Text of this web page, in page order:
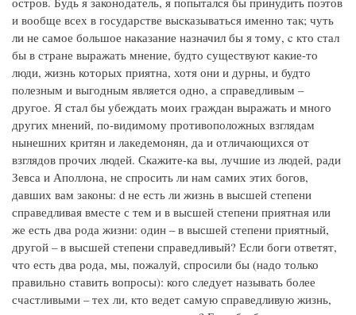
и вообще всех в государстве высказываться именно так; чуть
ли не самое большое наказание назначил бы я тому, c кто стал
бы в стране выражать мнение, будто существуют какие-то
люди, жизнь которых приятна, хотя они и дурны, и будто
полезным и выгодным является одно, а справедливым –
другое. Я стал бы убеждать моих граждан выражать и много
других мнений, по-видимому противоположных взглядам
нынешних критян и лакедемонян, да и отличающихся от
взглядов прочих людей. Скажите-ка вы, лучшие из людей, ради
Зевса и Аполлона, не спросить ли нам самих этих богов,
давших вам законы: d не есть ли жизнь в высшей степени
справедливая вместе с тем и в высшей степени приятная или
же есть два рода жизни: один – в высшей степени приятный,
другой – в высшей степени справедливый? Если боги ответят,
что есть два рода, мы, пожалуй, спросили бы (надо только
правильно ставить вопросы): кого следует называть более
счастливыми – тех ли, кто ведет самую справедливую жизнь,